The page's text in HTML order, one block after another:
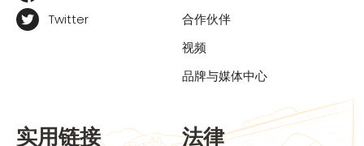
Twitter
合作伙伴
视频
品牌与媒体中心
实用链接 法律